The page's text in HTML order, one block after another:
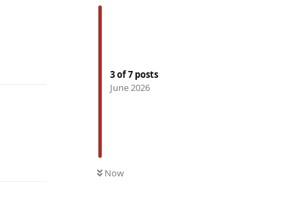
3of7 posts
June 2026
Now